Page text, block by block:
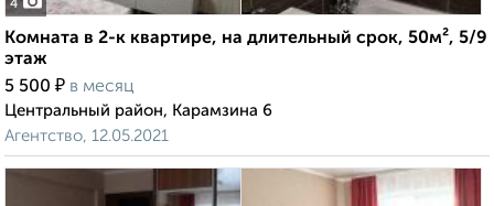
4
Комната в 2-к квартире, на длительный срок, 50м², 5/9
этаж
5 500 ₽ в месяц
Центральный район, Карамзина 6
Агентство, 12.05.2021